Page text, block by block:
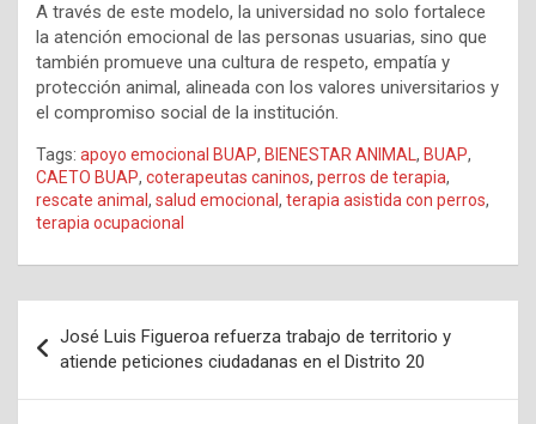
A través de este modelo, la universidad no solo fortalece
la atención emocional de las personas usuarias, sino que
también promueve una cultura de respeto, empatía y
protección animal, alineada con los valores universitarios y
el compromiso social de la institución.
Tags: apoyo emocional BUAP, BIENESTAR ANIMAL, BUAP,
CAETO BUAP, coterapeutas caninos, perros de terapia,
rescate animal, salud emocional, terapia asistida con perros,
terapia ocupacional
de
entradas
José Luis Figueroa refuerza trabajo de territorio y
atiende peticiones ciudadanas en el Distrito 20